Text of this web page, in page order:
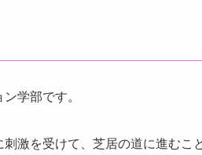
学部です。
激を受けて、芝居の道に進むこ